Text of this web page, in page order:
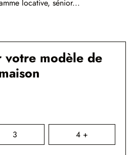
locative, sénior...
votre modèle de
3 4 +